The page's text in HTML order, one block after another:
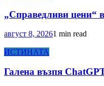
„Справедливи цени“
август 8, 20261 min read
ИСТИНАТА
Галена възпя